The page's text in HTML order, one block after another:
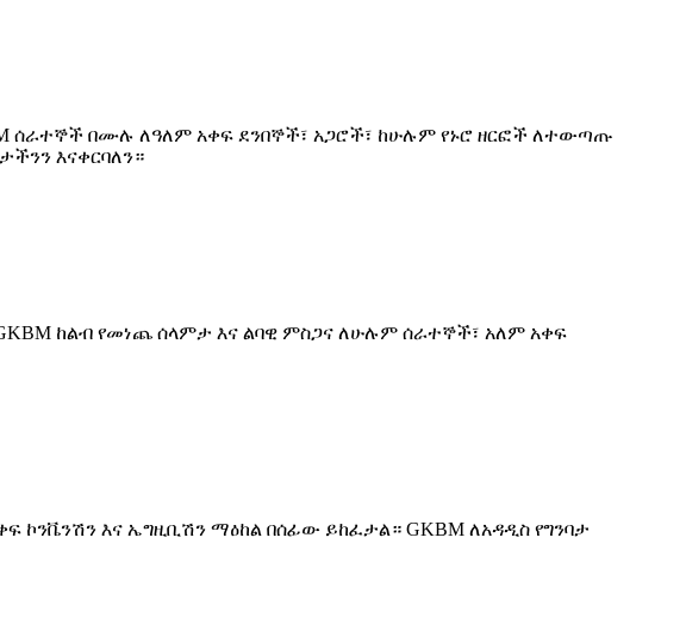
ሰራተኞች በሙሉ ለዓለም አቀፍ ደንበኞች፣ አጋሮች፣ ከሁሉም የኑሮ ዘርፎች ለተውጣጡ
እናቀርባለን።
GKBM ከልብ የመነጨ ሰላምታ እና ልባዊ ምስጋና ለሁሉም ሰራተኞች፣ አለም አቀፍ
ኮንቬንሽን እና ኤግዚቢሽን ማዕከል በሰፊው ይከፈታል። GKBM ለአዳዲስ የግንባታ